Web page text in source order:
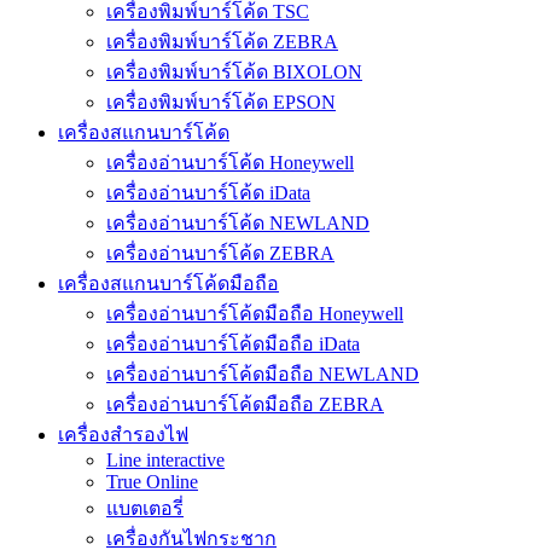
เครื่องพิมพ์บาร์โค้ด TSC
เครื่องพิมพ์บาร์โค้ด ZEBRA
เครื่องพิมพ์บาร์โค้ด BIXOLON
เครื่องพิมพ์บาร์โค้ด EPSON
เครื่องสแกนบาร์โค้ด
เครื่องอ่านบาร์โค้ด Honeywell
เครื่องอ่านบาร์โค้ด iData
เครื่องอ่านบาร์โค้ด NEWLAND
เครื่องอ่านบาร์โค้ด ZEBRA
เครื่องสแกนบาร์โค้ดมือถือ
เครื่องอ่านบาร์โค้ดมือถือ Honeywell
เครื่องอ่านบาร์โค้ดมือถือ iData
เครื่องอ่านบาร์โค้ดมือถือ NEWLAND
เครื่องอ่านบาร์โค้ดมือถือ ZEBRA
เครื่องสำรองไฟ
Line interactive
True Online
แบตเตอรี่
เครื่องกันไฟกระชาก